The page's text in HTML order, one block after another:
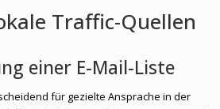
Traffic-Quellen
einer E-Mail-Liste
für gezielte Ansprache in der